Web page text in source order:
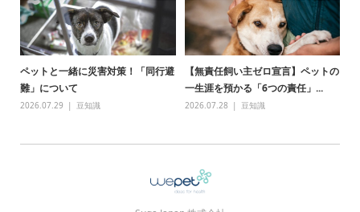
ペットと一緒に災害対策！「同行避
難」について
2026.07.29 豆知識
【無責任飼い主ゼロ宣言】ペットの
一生涯を預かる「6つの責任」...
2026.07.28 豆知識